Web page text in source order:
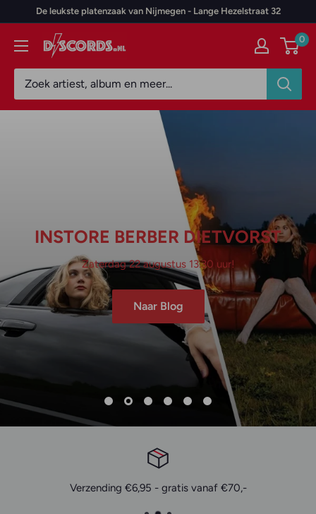
content
De leukste platenzaak van Nijmegen - Lange Hezelstraat 32
Discords.nl 0
The Smiths
Sprankelende, jangle-poppy, melancholische indie-rock!
Naar Collectie
Winkel Lange Hezelstraat 32 - Nijmegen